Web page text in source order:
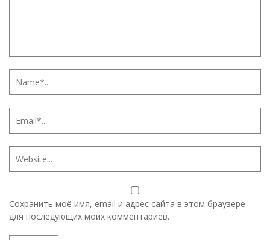
Сохранить моё имя, email и адрес сайта в этом браузере
для последующих моих комментариев.